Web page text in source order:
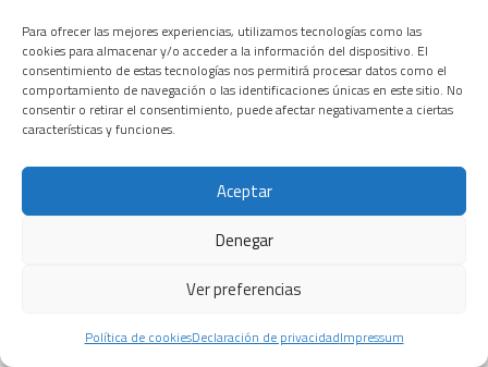
Para ofrecer las mejores experiencias, utilizamos tecnologías como las
cookies para almacenar y/o acceder a la información del dispositivo. El
consentimiento de estas tecnologías nos permitirá procesar datos como el
comportamiento de navegación o las identificaciones únicas en este sitio. No
consentir o retirar el consentimiento, puede afectar negativamente a ciertas
características y funciones.
Aceptar
Denegar
Ver preferencias
Política de cookiesDeclaración de privacidadImpressum